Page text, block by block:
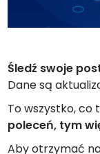
Śledź swoje
Dane są
To wszystko, co
poleceń, tym
Aby otrzymać